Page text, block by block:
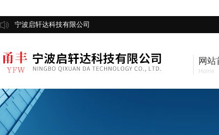
宁波启轩达科技有限公司
网站
Home